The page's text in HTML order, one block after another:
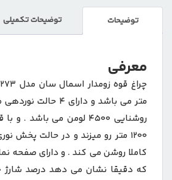
توضیحات توضیحات تکمیلی
معرفی
متر می باشد و دارای
روشنایی 4500 لومن می
کاملا روشن می کند . و دارای صفحه
که دقیقا نشان می دهد درصد شارژ